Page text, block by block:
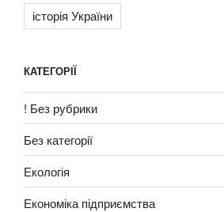
історія України
КАТЕГОРІЇ
! Без рубрики
Без категорії
Екологія
Економіка підприємства